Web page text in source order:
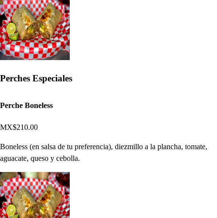
Perches Especiales
Perche Boneless
MX$210.00
Boneless (en salsa de tu preferencia), diezmillo a la plancha, tomate,
aguacate, queso y cebolla.